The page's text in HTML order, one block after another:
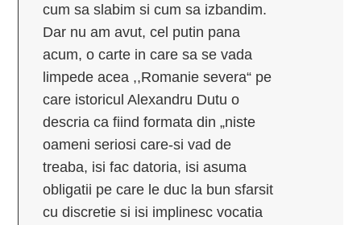
cum sa slabim si cum sa izbandim.
Dar nu am avut, cel putin pana
acum, o carte in care sa se vada
limpede acea ,,Romanie severa“ pe
care istoricul Alexandru Dutu o
descria ca fiind formata din „niste
oameni seriosi care-si vad de
treaba, isi fac datoria, isi asuma
obligatii pe care le duc la bun sfarsit
cu discretie si isi implinesc vocatia